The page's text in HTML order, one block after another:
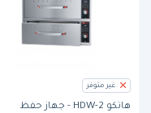
غير متوفر
هاتكو HDW-2 - جهاز حفظ